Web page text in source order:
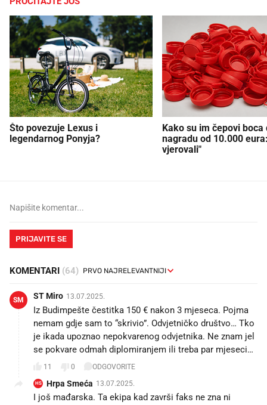
Što povezuje Lexus i
legendarnog Ponyja?
Kako su im čepovi boca
nagradu od 10.000
vjerovali"
PRIJAVITE SE
KOMENTARI (64)
SM ST Miro 13.07.2025.
Iz Budimpešte čestitka 150 € nakon 3 mjeseca. Pojma
nemam gdje sam to “skrivio”. Odvjetničko društvo… Tko
je ikada upoznao nepokvarenog odvjetnika. Ne znam jel
se pokvare odmah diplomiranjem ili treba par mjeseci…
11 0 ODGOVORITE
HS Hrpa Smeća 13.07.2025.
I još mađarska. Ta ekipa kad završi faks ne zna ni